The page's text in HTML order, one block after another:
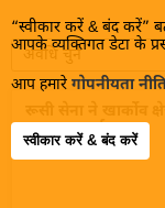
“स्वीकार करें & बंद करें”
आपके व्यक्तिगत डेटा के
आप हमारे गोपनीयता
स्वीकार करें & बंद करें
अवधि चुनें
आज़ाद कराई